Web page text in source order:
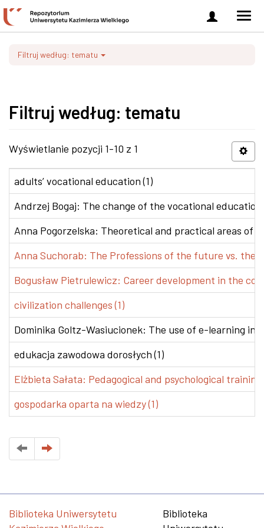
Zaloguj
się
Filtruj według: tematu
Filtruj według: tematu
Wyświetlanie pozycji 1-10 z 1
adults’ vocational education (1)
Andrzej Bogaj: The change of the vocational
Anna Pogorzelska: Theoretical and practical areas of
Anna Suchorab: The Professions of the future vs. the
Bogusław Pietrulewicz: Career development in the
civilization challenges (1)
Dominika Goltz-Wasiucionek: The use of e-learning in
edukacja zawodowa dorosłych (1)
Elżbieta Sałata: Pedagogical and psychological
gospodarka oparta na wiedzy (1)
Biblioteka Uniwersytetu
Biblioteka